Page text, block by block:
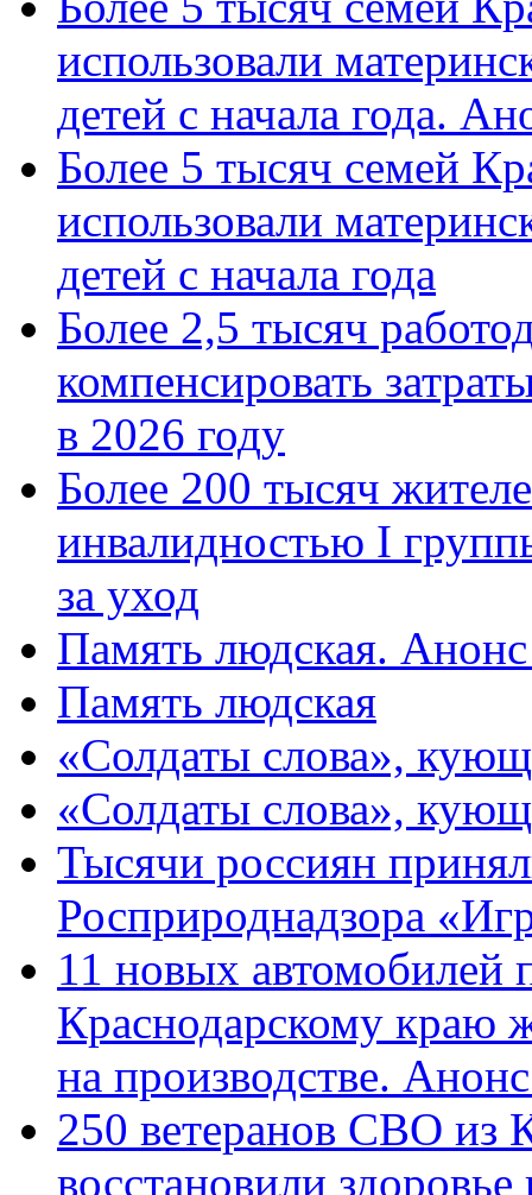
использовали
детей с начала года.
Более 5 тысяч семей
использовали
детей с начала года
Более 2,5 тысяч
компенсировать
в 2026 году
Более 200 тысяч
инвалидностью I
за уход
Память людская.
Память людская
«Солдаты слова»,
«Солдаты слова»,
Тысячи россиян
Росприроднадзора
11 новых автомобилей
Краснодарскому краю
на производстве.
250 ветеранов СВО из
восстановили